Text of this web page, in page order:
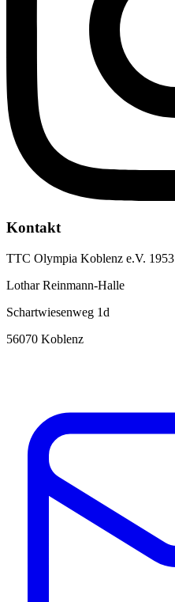
Kontakt
TTC Olympia Koblenz e.V. 1953
Lothar Reinmann-Halle
Schartwiesenweg 1d
56070 Koblenz